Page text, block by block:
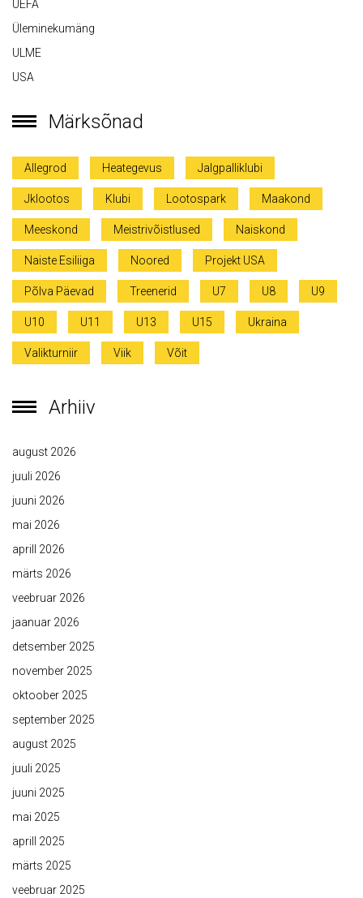
UEFA
Üleminekumäng
ULME
USA
Märksõnad
Allegrod Heategevus Jalgpalliklubi
Jklootos Klubi Lootospark Maakond
Meeskond Meistrivõistlused Naiskond
Naiste Esiliiga Noored Projekt USA
Põlva Päevad Treenerid U7 U8 U9
U10 U11 U13 U15 Ukraina
Valikturniir Viik Võit
Arhiiv
august 2026
juuli 2026
juuni 2026
mai 2026
aprill 2026
märts 2026
veebruar 2026
jaanuar 2026
detsember 2025
november 2025
oktoober 2025
september 2025
august 2025
juuli 2025
juuni 2025
mai 2025
aprill 2025
märts 2025
veebruar 2025